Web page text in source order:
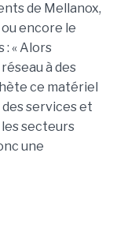
de Mellanox,
encore le
: « Alors
à des
ce matériel
services et
secteurs
une